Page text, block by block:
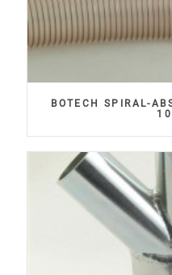
BOTECH SPIRAL-